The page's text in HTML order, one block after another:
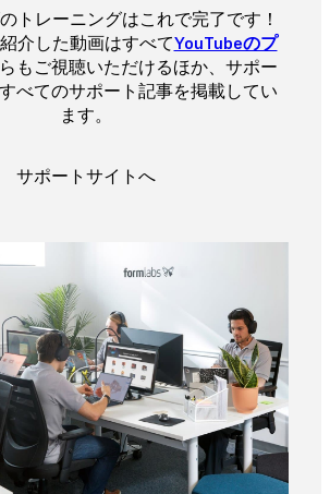
トレーニングはこれで完了です！
介した動画はすべてYouTubeのプ
もご視聴いただけるほか、サポー
べてのサポート記事を掲載してい
ます。
サポートサイトへ